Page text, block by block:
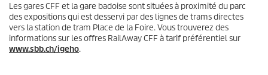
Les gares CFF et la gare badoise sont situées à proximité du parc
des expositions qui est desservi par des lignes de trams directes
vers la station de tram Place de la Foire. Vous trouverez des
informations sur les offres RailAway CFF à tarif préférentiel sur
www.sbb.ch/igeho.